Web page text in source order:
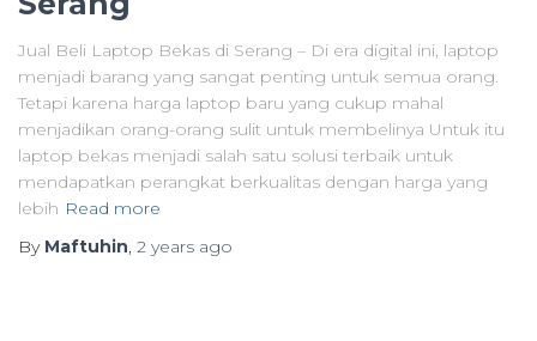
Jual Beli Laptop Bekas di Serang – Di era digital ini, laptop
menjadi barang yang sangat penting untuk semua orang.
Tetapi karena harga laptop baru yang cukup mahal
menjadikan orang-orang sulit untuk membelinya Untuk itu
laptop bekas menjadi salah satu solusi terbaik untuk
mendapatkan perangkat berkualitas dengan harga yang
lebih Read more
By Maftuhin, 2 years ago